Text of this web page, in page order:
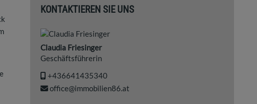
KONTAKTIEREN SIE UNS
Claudia Friesinger
Geschäftsführerin
+436641435340
office@immobilien86.at